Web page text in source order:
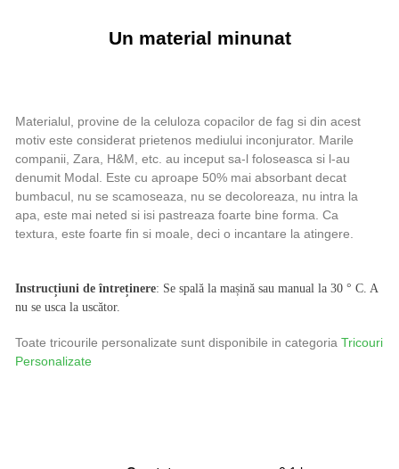
Un material minunat
Materialul, provine de la celuloza copacilor de fag si din acest
motiv este considerat prietenos mediului inconjurator. Marile
companii, Zara, H&M, etc. au inceput sa-l foloseasca si l-au
denumit Modal. Este cu aproape 50% mai absorbant decat
bumbacul, nu se scamoseaza, nu se decoloreaza, nu intra la
apa, este mai neted si isi pastreaza foarte bine forma. Ca
textura, este foarte fin si moale, deci o incantare la atingere.
Instrucțiuni de întreținere: Se spală la mașină sau manual la 30 ° C. A
nu se usca la uscător.
Toate tricourile personalizate sunt disponibile in categoria Tricouri
Personalizate